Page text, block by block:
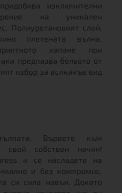
изключителни
на уникален
Полиуретановият слой,
плетената вълна,
хапане при
предпазва бельото от
избор за всякакъв вид
Вървете към
свой собствен начин!
и се насладете на
и без компромис.
си сила навън. Докато